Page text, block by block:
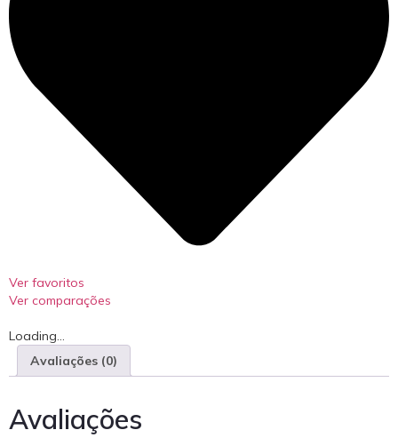
Ver favoritos
Ver comparações
Loading...
Avaliações (0)
Avaliações